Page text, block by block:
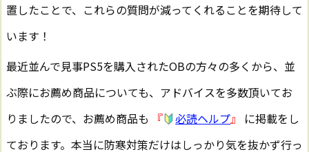
置したことで、これらの質問が減ってくれることを期待して
います！
最近並んで見事PS5を購入されたOBの方々の多くから、並
ぶ際にお薦め商品についても、アドバイスを多数頂いてお
りましたので、お薦め商品も
『 必読ヘルプ』
に掲載をし
ております。本当に防寒対策だけはしっかり気を抜かず行っ